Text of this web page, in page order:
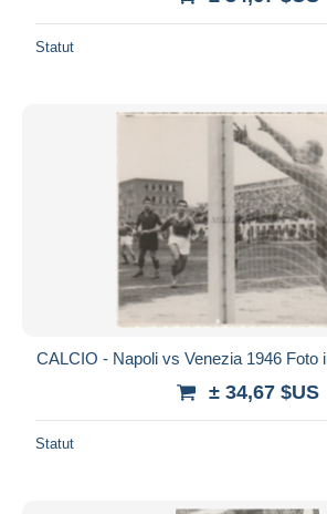
Statut
CALCIO - Napoli vs Venezia 1946 Foto
± 34,67 $US
Statut